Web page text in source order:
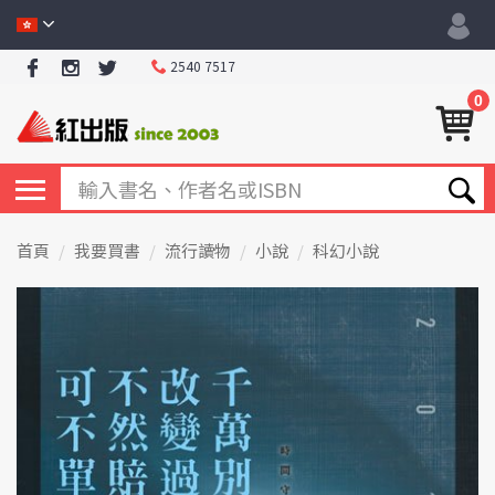
2540 7517
0
首頁 我要買書 流行讀物 小說 科幻小說